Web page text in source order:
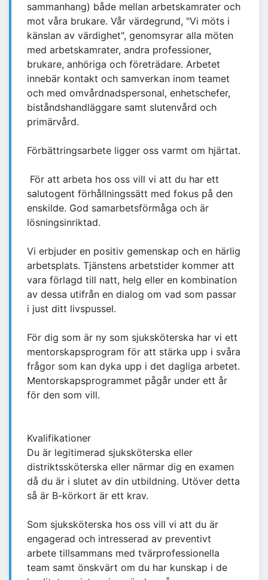
sammanhang) både mellan arbetskamrater och
mot våra brukare. Vår värdegrund, "Vi möts i
känslan av värdighet", genomsyrar alla möten
med arbetskamrater, andra professioner,
brukare, anhöriga och företrädare. Arbetet
innebär kontakt och samverkan inom teamet
och med omvårdnadspersonal, enhetschefer,
biståndshandläggare samt slutenvård och
primärvård.
Förbättringsarbete ligger oss varmt om hjärtat.
För att arbeta hos oss vill vi att du har ett
salutogent förhållningssätt med fokus på den
enskilde. God samarbetsförmåga och är
lösningsinriktad.
Vi erbjuder en positiv gemenskap och en härlig
arbetsplats. Tjänstens arbetstider kommer att
vara förlagd till natt, helg eller en kombination
av dessa utifrån en dialog om vad som passar
i just ditt livspussel.
För dig som är ny som sjuksköterska har vi ett
mentorskapsprogram för att stärka upp i svåra
frågor som kan dyka upp i det dagliga arbetet.
Mentorskapsprogrammet pågår under ett år
för den som vill.
Kvalifikationer
Du är legitimerad sjuksköterska eller
distriktssköterska eller närmar dig en examen
då du är i slutet av din utbildning. Utöver detta
så är B-körkort är ett krav.
Som sjuksköterska hos oss vill vi att du är
engagerad och intresserad av preventivt
arbete tillsammans med tvärprofessionella
team samt önskvärt om du har kunskap i de